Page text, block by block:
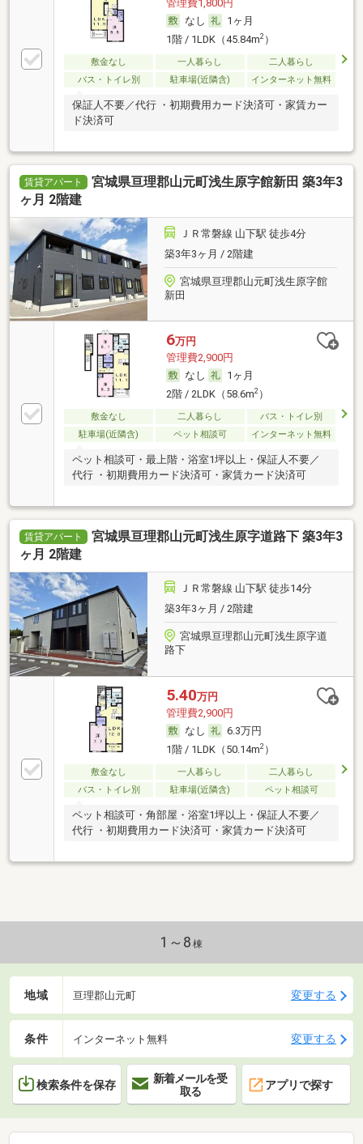
管理費1,800円
なし
1ヶ月
1階 / 1LDK（45.84m2）
敷金なし 一人暮らし
二人暮らし
バス・トイレ別
駐車場(近隣含) インターネット無料
保証人不要／代行 ・初期費用カード決済可・家賃カー
ド決済可
賃貸アパート
宮城県亘理郡山元町浅生原字館新田 築3年3
ヶ月 2階建
ＪＲ常磐線 山下駅 徒歩4分
築3年3ヶ月 / 2階建
宮城県亘理郡山元町浅生原字館
新田
6万円
管理費2,900円
なし
1ヶ月
2階 / 2LDK（58.6m2）
敷金なし 二人暮らし
バス・トイレ別
駐車場(近隣含)
ペット相談可 インターネット無料
ペット相談可・最上階・浴室1坪以上・保証人不要／
代行 ・初期費用カード決済可・家賃カード決済可
賃貸アパート
宮城県亘理郡山元町浅生原字道路下 築3年3
ヶ月 2階建
ＪＲ常磐線 山下駅 徒歩14分
築3年3ヶ月 / 2階建
宮城県亘理郡山元町浅生原字道
路下
5.40万円
管理費2,900円
なし
6.3万円
1階 / 1LDK（50.14m2）
敷金なし 一人暮らし
二人暮らし
バス・トイレ別
駐車場(近隣含) ペット相談可
ペット相談可・角部屋・浴室1坪以上・保証人不要／
代行 ・初期費用カード決済可・家賃カード決済可
1～8 棟
地域 亘理郡山元町 変更する
条件 インターネット無料 変更する
検索条件を保存
新着メールを受
取る
アプリで探す